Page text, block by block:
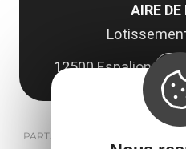
AIRE DE
12500 Espalion
PARTAGER :